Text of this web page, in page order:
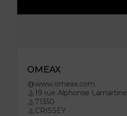
OMEAX
www.omeax.com
19 rue Alphonse Lamartine
71350
CRISSEY